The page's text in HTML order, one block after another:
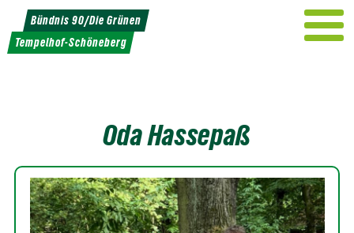
Weiter
zum
Inhalt
Bündnis 90/Die Grünen
Tempelhof-Schöneberg
Oda Hassepaß